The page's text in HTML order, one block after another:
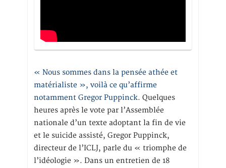
« Nous sommes dans la pensée athée et
matérialiste », voilà ce qu’affirme
notamment Gregor Puppinck. Quelques
heures après le vote par l’Assemblée
nationale d’un texte adoptant la fin de vie
et le suicide assisté, Gregor Puppinck,
directeur de l’ICLJ, parle du « triomphe de
l’idéologie ». Dans un entretien de 18